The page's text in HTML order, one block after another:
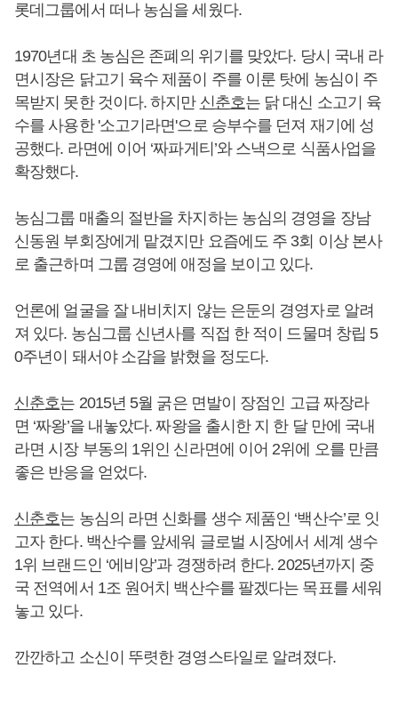
롯데그룹에서 떠나 농심을 세웠다.
1970년대 초 농심은 존폐의 위기를 맞았다. 당시 국내 라
면시장은 닭고기 육수 제품이 주를 이룬 탓에 농심이 주
목받지 못한 것이다. 하지만 신춘호는 닭 대신 소고기 육
수를 사용한 '소고기라면'으로 승부수를 던져 재기에 성
공했다. 라면에 이어 ‘짜파게티’와 스낵으로 식품사업을
확장했다.
농심그룹 매출의 절반을 차지하는 농심의 경영을 장남
신동원 부회장에게 맡겼지만 요즘에도 주 3회 이상 본사
로 출근하며 그룹 경영에 애정을 보이고 있다.
언론에 얼굴을 잘 내비치지 않는 은둔의 경영자로 알려
져 있다. 농심그룹 신년사를 직접 한 적이 드물며 창립 5
0주년이 돼서야 소감을 밝혔을 정도다.
신춘호는 2015년 5월 굵은 면발이 장점인 고급 짜장라
면 ‘짜왕’을 내놓았다. 짜왕을 출시한 지 한 달 만에 국내
라면 시장 부동의 1위인 신라면에 이어 2위에 오를 만큼
좋은 반응을 얻었다.
신춘호는 농심의 라면 신화를 생수 제품인 ‘백산수’로 잇
고자 한다. 백산수를 앞세워 글로벌 시장에서 세계 생수
1위 브랜드인 ‘에비앙’과 경쟁하려 한다. 2025년까지 중
국 전역에서 1조 원어치 백산수를 팔겠다는 목표를 세워
놓고 있다.
깐깐하고 소신이 뚜렷한 경영스타일로 알려졌다.